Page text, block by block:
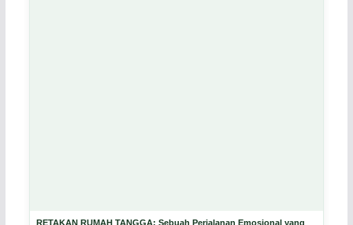
RETAKAN RUMAH TANGGA: Sebuah Perjalanan Emosional yang